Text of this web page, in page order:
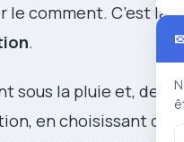
le comment. C’est la
.
sous la pluie et, deux
en choisissant des